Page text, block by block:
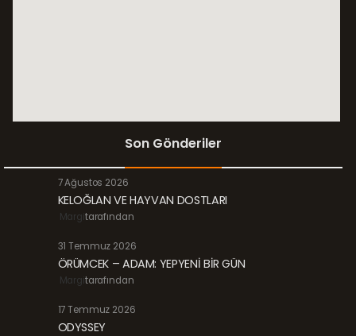
Son Gönderiler
7 Ağustos 2026
KELOĞLAN VE HAYVAN DOSTLARI
Margitarafından
31 Temmuz 2026
ÖRÜMCEK – ADAM: YEPYENİ BİR GÜN
Margitarafından
17 Temmuz 2026
ODYSSEY